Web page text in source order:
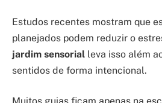
Estudos recentes mostram que
planejados podem reduzir o
jardim sensorial leva isso além
sentidos de forma intencional.